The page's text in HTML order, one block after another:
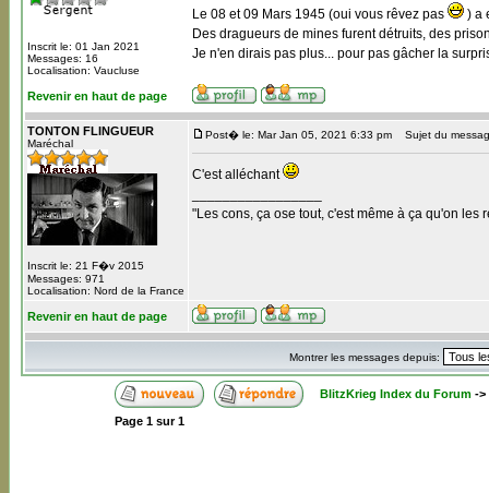
Inscrit le: 01 Jan 2021
Messages: 16
Localisation: Vaucluse
Le 08 et 09 Mars 1945 (oui vous rêvez pas
) a
Des dragueurs de mines furent détruits, des
Je n'en dirais pas plus... pour pas gâcher la
Revenir en haut de page
TONTON FLINGUEUR
Maréchal
Inscrit le: 21 F�v 2015
Messages: 971
Localisation: Nord de la France
Post� le: Mar Jan 05, 2021 6:33 pm Sujet du
C'est alléchant
"Les cons, ça ose tout, c'est même à ça qu'on les
Revenir en haut de page
Montrer les messages depuis:
BlitzKrieg Index du Forum->
Page 1sur1